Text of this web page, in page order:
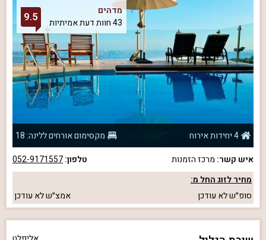
מדהים
43 חוות דעת אמיתיות
9.5
4 יחידות אירוח
מקסימום אורחים ללינה: 18
איש קשר: מרכז הזמנות טלפון:052-9171557
מחיר לזוג החל מ:
סופ״שלא עודכן אמצ״שלא עודכן